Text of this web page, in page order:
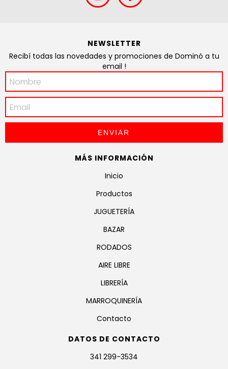
NEWSLETTER
Recibí todas las novedades y promociones de Dominó a tu
email !
MÁS INFORMACIÓN
Inicio
Productos
JUGUETERÍA
BAZAR
RODADOS
AIRE LIBRE
LIBRERÍA
MARROQUINERÍA
Contacto
DATOS DE CONTACTO
341 299-3534